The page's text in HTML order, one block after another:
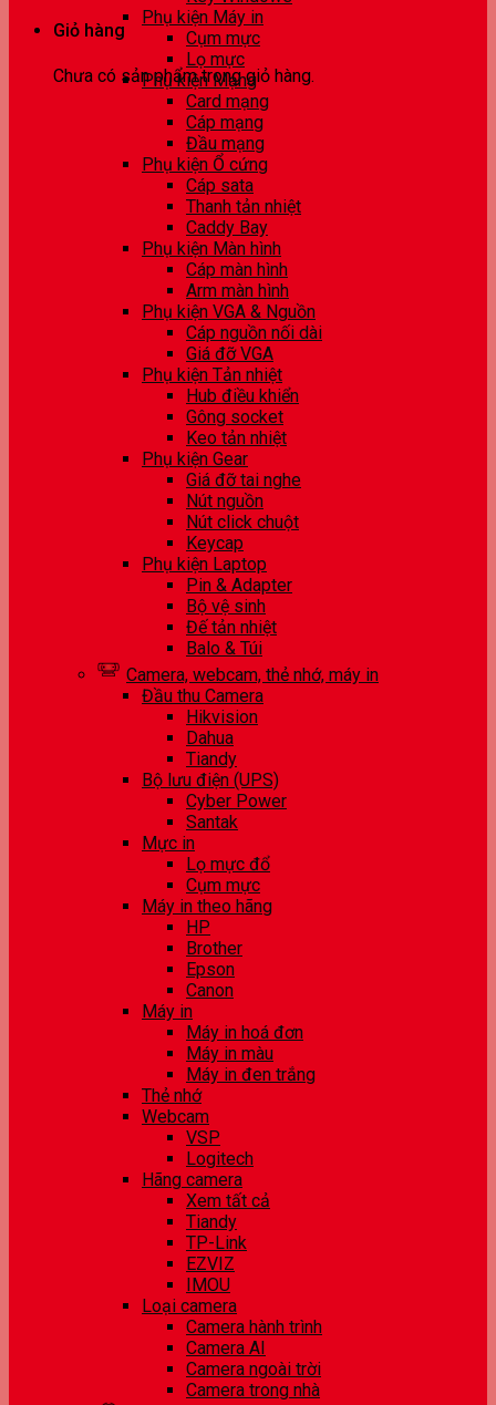
Giỏ hàng
Chưa có sản phẩm trong giỏ hàng.
Phụ kiện Máy in
Cụm mực
Lọ mực
Phụ kiện Mạng
Card mạng
Cáp mạng
Đầu mạng
Phụ kiện Ổ cứng
Cáp sata
Thanh tản nhiệt
Caddy Bay
Phụ kiện Màn hình
Cáp màn hình
Arm màn hình
Phụ kiện VGA & Nguồn
Cáp nguồn nối dài
Giá đỡ VGA
Phụ kiện Tản nhiệt
Hub điều khiển
Gông socket
Keo tản nhiệt
Phụ kiện Gear
Giá đỡ tai nghe
Nút nguồn
Nút click chuột
Keycap
Phụ kiện Laptop
Pin & Adapter
Bộ vệ sinh
Đế tản nhiệt
Balo & Túi
Camera, webcam, thẻ nhớ, máy in
Đầu thu Camera
Hikvision
Dahua
Tiandy
Bộ lưu điện (UPS)
Cyber Power
Santak
Mực in
Lọ mực đổ
Cụm mực
Máy in theo hãng
HP
Brother
Epson
Canon
Máy in
Máy in hoá đơn
Máy in màu
Máy in đen trắng
Thẻ nhớ
Webcam
VSP
Logitech
Hãng camera
Xem tất cả
Tiandy
TP-Link
EZVIZ
IMOU
Loại camera
Camera hành trình
Camera AI
Camera ngoài trời
Camera trong nhà